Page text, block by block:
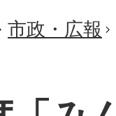
市政・広報